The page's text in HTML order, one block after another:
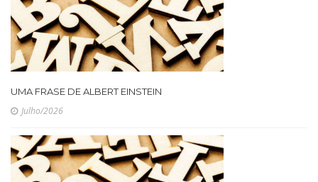
UMA FRASE DE ALBERT EINSTEIN
Julho/2026